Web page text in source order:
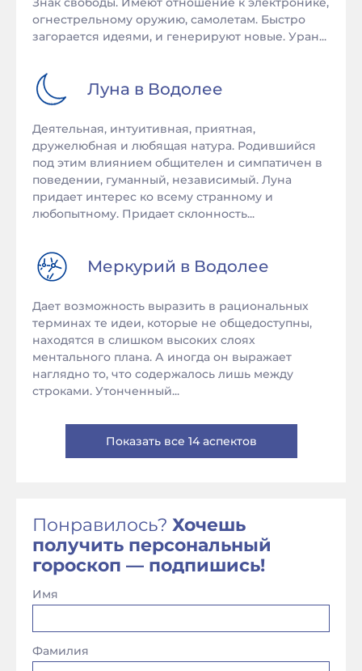
огнестрельному оружию, самолетам. Быстро
загорается идеями, и генерируют новые. Уран...
Луна в Водолее
Деятельная, интуитивная, приятная,
дружелюбная и любящая натура. Родившийся
под этим влиянием общителен и симпатичен в
поведении, гуманный, независимый. Луна
придает интерес ко всему странному и
любопытному. Придает склонность...
Меркурий в Водолее
Дает возможность выразить в рациональных
терминах те идеи, которые не общедоступны,
находятся в слишком высоких слоях
ментального плана. А иногда он выражает
наглядно то, что содержалось лишь между
строками. Утонченный...
Показать все 14 аспектов
Понравилось? Хочешь
получить персональный
гороскоп — подпишись!
Имя
Фамилия